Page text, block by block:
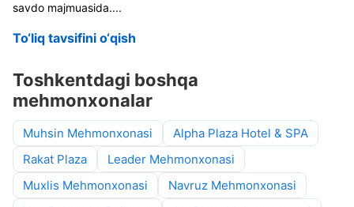
savdo majmuasida....
To‘liq tavsifini o‘qish
Toshkentdagi boshqa
mehmonxonalar
Muhsin Mehmonxonasi
Alpha Plaza Hotel & SPA
Rakat Plaza
Leader Mehmonxonasi
Muxlis Mehmonxonasi
Navruz Mehmonxonasi